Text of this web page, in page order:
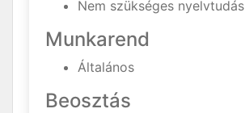
Nem szükséges nyelvtudás
Munkarend
Általános
Beosztás